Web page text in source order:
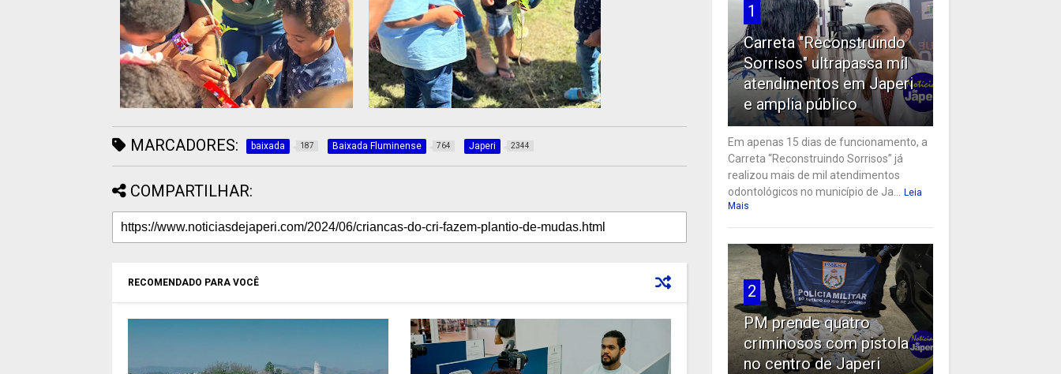
MARCADORES: baixada 187 Baixada Fluminense 764 Japeri 2344
COMPARTILHAR:
RECOMENDADO PARA VOCÊ
1
Carreta "Reconstruindo
Sorrisos" ultrapassa mil
atendimentos em Japeri
e amplia público
Em apenas 15 dias de funcionamento, a
Carreta “Reconstruindo Sorrisos” já
realizou mais de mil atendimentos
odontológicos no município de Ja...
Leia
Mais
2
PM prende quatro
criminosos com pistola
no centro de Japeri